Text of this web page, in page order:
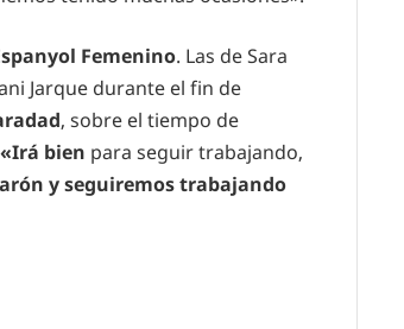
Femenino. Las de Sara
Jarque durante el fin de
, sobre el tiempo de
«Irá bien para seguir trabajando,
y seguiremos trabajando